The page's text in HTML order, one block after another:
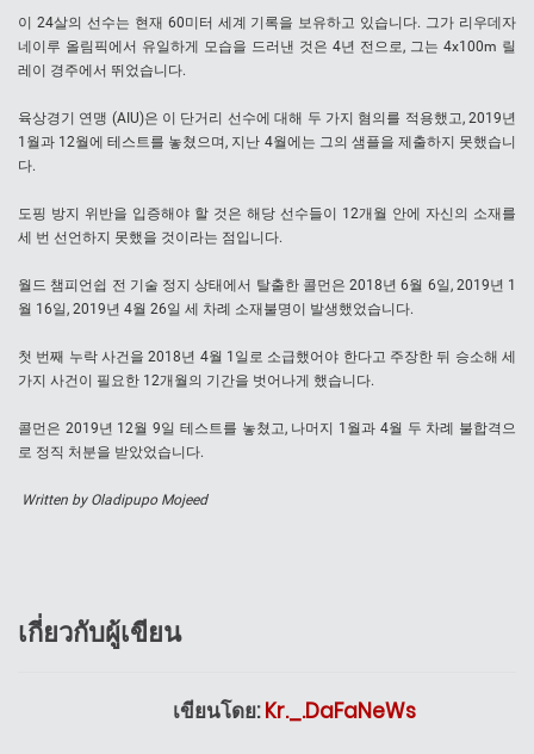
이 24살의 선수는 현재 60미터 세계 기록을 보유하고 있습니다. 그가 리우데자
네이루 올림픽에서 유일하게 모습을 드러낸 것은 4년 전으로, 그는 4x100m 릴
레이 경주에서 뛰었습니다.
육상경기 연맹 (AIU)은 이 단거리 선수에 대해 두 가지 혐의를 적용했고, 2019년
1월과 12월에 테스트를 놓쳤으며, 지난 4월에는 그의 샘플을 제출하지 못했습니
다.
도핑 방지 위반을 입증해야 할 것은 해당 선수들이 12개월 안에 자신의 소재를
세 번 선언하지 못했을 것이라는 점입니다.
월드 챔피언쉽 전 기술 정지 상태에서 탈출한 콜먼은 2018년 6월 6일, 2019년 1
월 16일, 2019년 4월 26일 세 차례 소재불명이 발생했었습니다.
첫 번째 누락 사건을 2018년 4월 1일로 소급했어야 한다고 주장한 뒤 승소해 세
가지 사건이 필요한 12개월의 기간을 벗어나게 했습니다.
콜먼은 2019년 12월 9일 테스트를 놓쳤고, 나머지 1월과 4월 두 차례 불합격으
로 정직 처분을 받았었습니다.
Written by Oladipupo Mojeed
เกี่ยวกับผู้เขียน
เขียนโดย:Kr._.DaFaNeWs